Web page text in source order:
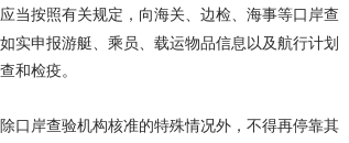
当按照有关规定，向海关、边检、海事等口岸查
实申报游艇、乘员、载运物品信息以及航行计划
和检疫。
口岸查验机构核准的特殊情况外，不得再停靠其